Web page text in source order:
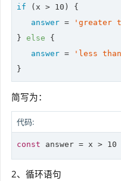
if (x > 10 ) {
answer = 'greater
} else {
answer = 'less
简写为：
代码:
const answer = x > 10
2、循环语句